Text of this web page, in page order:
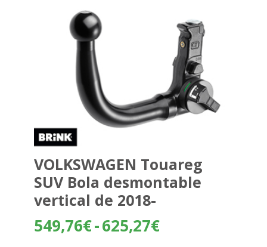
VOLKSWAGEN Touareg
SUV Bola desmontable
vertical de 2018-
549,76€-625,27€Rango